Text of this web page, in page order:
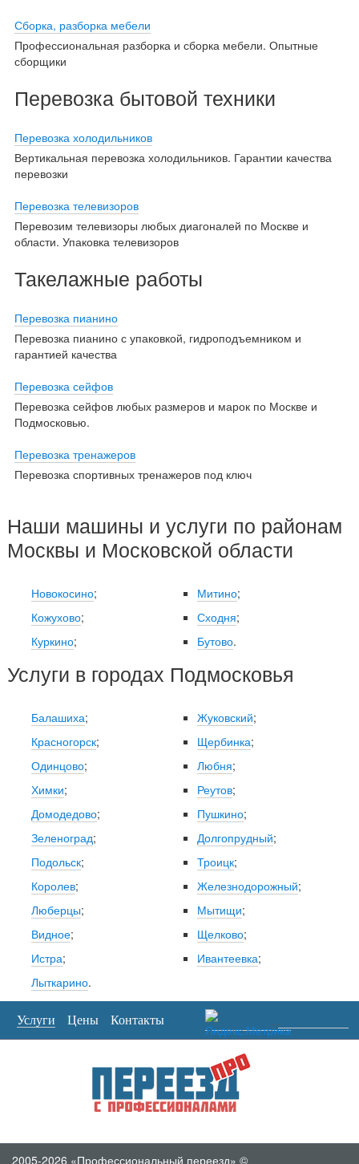
Сборка, разборка мебели
Профессиональная разборка и сборка мебели. Опытные
сборщики
Перевозка бытовой техники
Перевозка холодильников
Вертикальная перевозка холодильников. Гарантии качества
перевозки
Перевозка телевизоров
Перевозим телевизоры любых диагоналей по Москве и
области. Упаковка телевизоров
Такелажные работы
Перевозка пианино
Перевозка пианино с упаковкой, гидроподъемником и
гарантией качества
Перевозка сейфов
Перевозка сейфов любых размеров и марок по Москве и
Подмосковью.
Перевозка тренажеров
Перевозка спортивных тренажеров под ключ
Наши машины и услуги по районам
Москвы и Московской области
Новокосино;
Кожухово;
Куркино;
Митино;
Сходня;
Бутово.
Услуги в городах Подмосковья
Балашиха;
Красногорск;
Одинцово;
Химки;
Домодедово;
Зеленоград;
Подольск;
Королев;
Люберцы;
Видное;
Истра;
Лыткарино.
Жуковский;
Щербинка;
Любня;
Реутов;
Пушкино;
Долгопрудный;
Троицк;
Железнодорожный;
Мытищи;
Щелково;
Ивантеевка;
Услуги Цены Контакты
2005-2026 «Профессиональный переезд» ©